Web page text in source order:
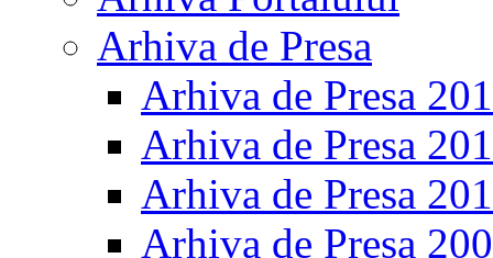
Arhiva de Presa
Arhiva de Presa
Arhiva de Presa
Arhiva de Presa
Arhiva de Presa